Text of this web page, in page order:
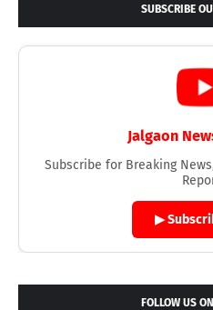
SUBSCRIBE
Jalgaon
Subscribe for Breaking
▶
FOLLOW US